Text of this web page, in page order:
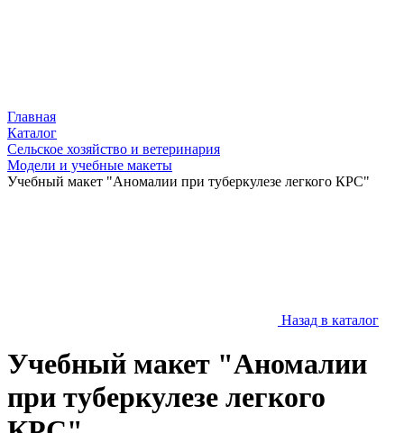
Главная
Каталог
Сельское хозяйство и ветеринария
Модели и учебные макеты
Учебный макет "Аномалии при туберкулезе легкого КРС"
Назад в каталог
Учебный макет "Аномалии
при туберкулезе легкого